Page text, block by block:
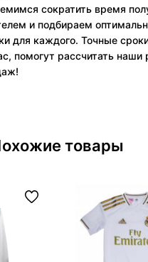
сократить время
и подбираем
для каждого. Точные
помогут рассчитать наши
товары